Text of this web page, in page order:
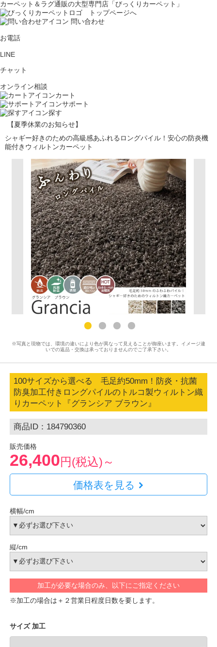
カーペット＆ラグ通販の大型専門店「びっくりカーペット」
問い合わせ
お電話
LINE
チャット
オンライン相談
カート
サポート
探す
【夏季休業のお知らせ】
シャギー好きのための高級感あふれるロングパイル！安心の防炎機
能付きウィルトンカーペット
※写真と現物では、環境の違いにより色が異なって見えることが御座います。イメージ違
いでの返品・交換は承っておりませんのでご了承下さい。
100サイズから選べる 毛足約50mm！防炎・抗菌
防臭加工付きロングパイルのトルコ製ウィルトン織
りカーペット『グランシア ブラウン』
商品ID：184790360
販売価格
26,400円(税込)～
価格表を見る
横幅/cm
縦/cm
加工が必要な場合のみ、以下にご指定ください
※加工の場合は＋２営業日程度日数を要します。
サイズ 加工